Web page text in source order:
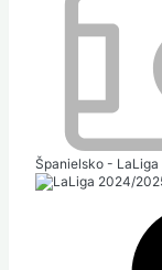
Španielsko - LaLiga